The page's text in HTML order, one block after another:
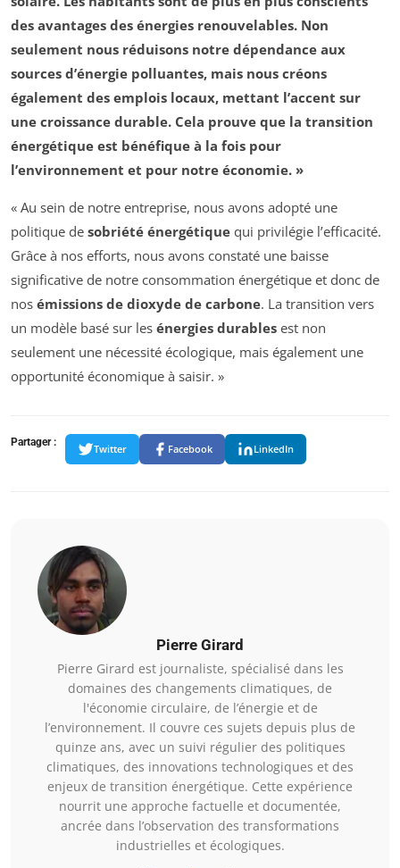
des avantages des énergies renouvelables. Non
seulement nous réduisons notre dépendance aux
sources d’énergie polluantes, mais nous créons
également des emplois locaux, mettant l’accent sur
une croissance durable. Cela prouve que la transition
énergétique est bénéfique à la fois pour
l’environnement et pour notre économie. »
« Au sein de notre entreprise, nous avons adopté une
politique de sobriété énergétique qui privilégie l’efficacité.
Grâce à nos efforts, nous avons constaté une baisse
significative de notre consommation énergétique et donc de
nos émissions de dioxyde de carbone. La transition vers
un modèle basé sur les énergies durables est non
seulement une nécessité écologique, mais également une
opportunité économique à saisir. »
Partager :
Twitter Facebook LinkedIn
Pierre Girard
Pierre Girard est journaliste, spécialisé dans les
domaines des changements climatiques, de
l'économie circulaire, de l’énergie et de
l’environnement. Il couvre ces sujets depuis plus de
quinze ans, avec un suivi régulier des politiques
climatiques, des innovations technologiques et des
enjeux de transition énergétique. Cette expérience
nourrit une approche factuelle et documentée,
ancrée dans l’observation des transformations
industrielles et écologiques.